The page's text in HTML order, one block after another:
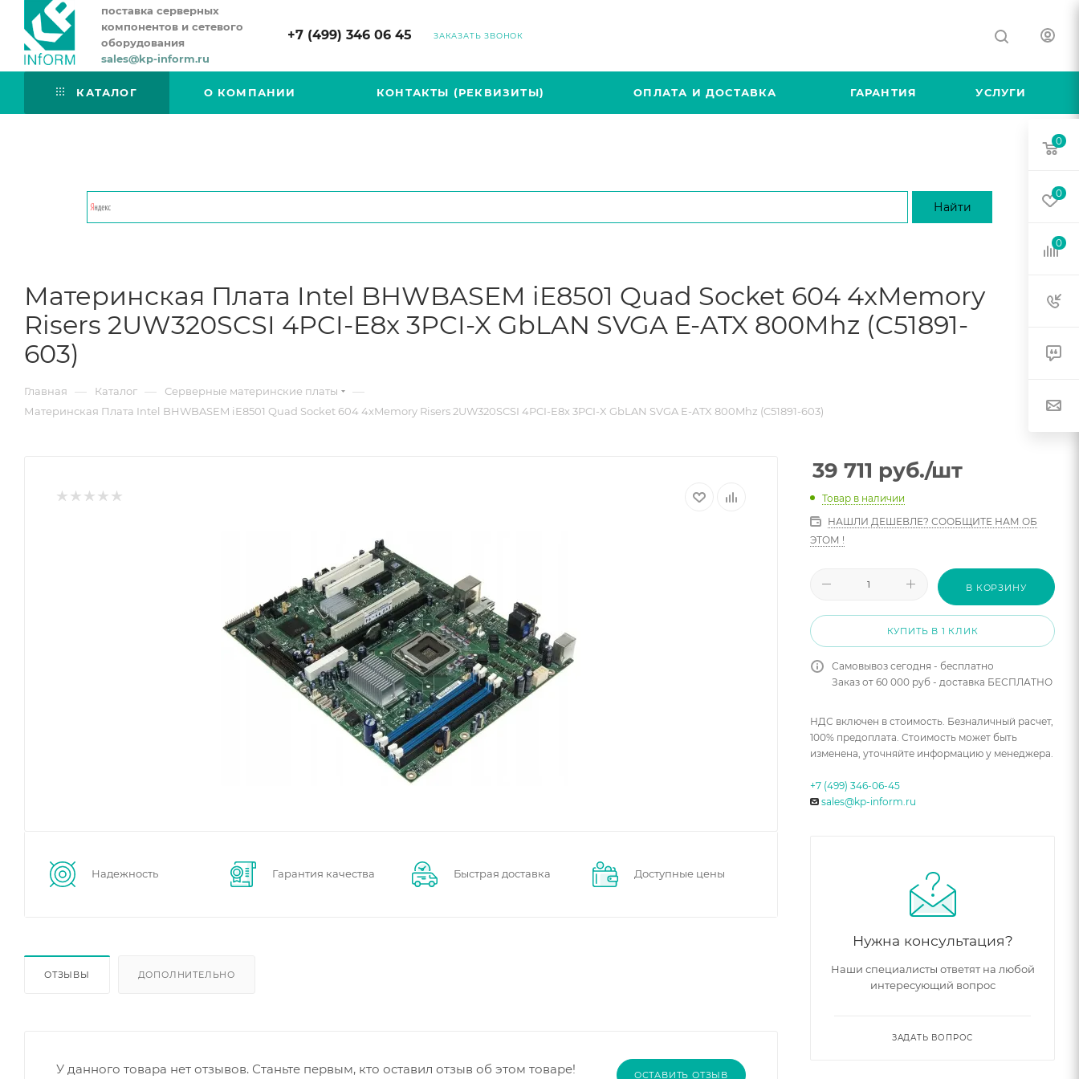
поставка серверных
компонентов и сетевого
оборудования
sales@kp-inform.ru
+7 (499) 346 06 45 ЗАКАЗАТЬ ЗВОНОК
КАТАЛОГ О КОМПАНИИ КОНТАКТЫ (РЕКВИЗИТЫ) ОПЛАТА И ДОСТАВКА ГАРАНТИЯ УСЛУГИ
Материнская Плата Intel BHWBASEM iE8501 Quad Socket 604 4xMemory
Risers 2UW320SCSI 4PCI-E8x 3PCI-X GbLAN SVGA E-ATX 800Mhz (C51891-
603)
Главная — Каталог — Серверные материнские платы —
Материнская Плата Intel BHWBASEM iE8501 Quad Socket 604 4xMemory Risers 2UW320SCSI 4PCI-E8x 3PCI-X GbLAN SVGA E-ATX 800Mhz (C51891-603)
Надежность Гарантия качества Быстрая доставка Доступные цены
ОТЗЫВЫ ДОПОЛНИТЕЛЬНО
ОСТАВИТЬ ОТЗЫВ
У данного товара нет отзывов. Станьте первым, кто оставил отзыв об этом товаре!
39 711 руб./шт
Товар в наличии
НАШЛИ ДЕШЕВЛЕ? СООБЩИТЕ НАМ ОБ
ЭТОМ !
В КОРЗИНУ
КУПИТЬ В 1 КЛИК
Самовывоз сегодня - бесплатно
Заказ от 60 000 руб - доставка БЕСПЛАТНО
НДС включен в стоимость. Безналичный расчет,
100% предоплата. Стоимость может быть
изменена, уточняйте информацию у менеджера.
+7 (499) 346-06-45
sales@kp-inform.ru
Нужна консультация?
Наши специалисты ответят на любой
интересующий вопрос
ЗАДАТЬ ВОПРОС
0
0
0